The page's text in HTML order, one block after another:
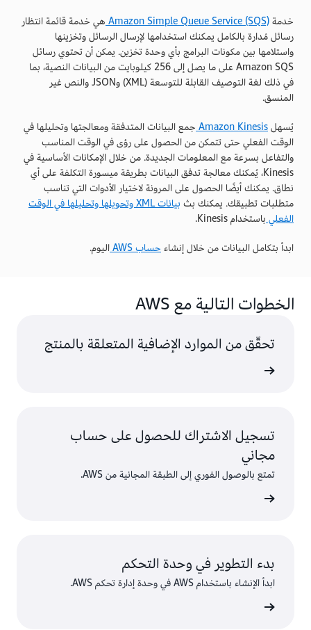
خدمةAmazon Simple Queue Service (SQS) هي خدمة قائمة انتظار
رسائل مُدارة بالكامل يمكنك استخدامها لإرسال الرسائل وتخزينها
واستلامها بين مكونات البرامج بأي وحدة تخزين. يمكن أن تحتوي رسائل
Amazon SQS على ما يصل إلى 256 كيلوبايت من البيانات النصية، بما
في ذلك لغة التوصيف القابلة للتوسعة (XML) وJSON والنص غير
المنسق.
يُسهلAmazon Kinesis جمع البيانات المتدفقة ومعالجتها وتحليلها في
الوقت الفعلي حتى تتمكن من الحصول على رؤى في الوقت المناسب
والتفاعل بسرعة مع المعلومات الجديدة. من خلال الإمكانات الأساسية في
Kinesis، يُمكنك معالجة تدفق البيانات بطريقة ميسورة التكلفة على أي
نطاق. يمكنك أيضًا الحصول على المرونة لاختيار الأدوات التي تناسب
متطلبات تطبيقك. يمكنك بث
بيانات XML وتحويلها وتحليلها في الوقت
الفعلي باستخدام Kinesis.
ابدأ بتكامل البيانات من خلال إنشاء حساب AWS اليوم.
الخطوات التالية مع AWS
تحقّق من الموارد الإضافية المتعلقة بالمنتج
تسجيل الاشتراك للحصول على حساب
مجاني
تمتع بالوصول الفوري إلى الطبقة المجانية من AWS.
بدء التطوير في وحدة التحكم
ابدأ الإنشاء باستخدام AWS في وحدة إدارة تحكم AWS.